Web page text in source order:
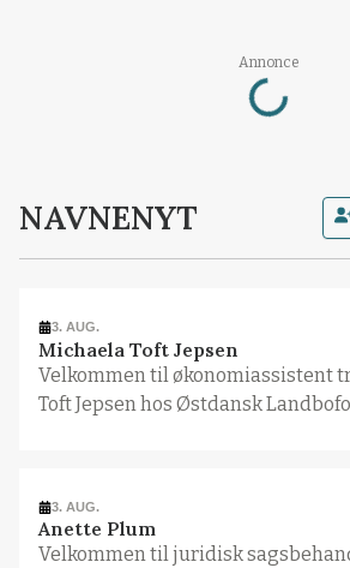
Annonce
Loading...
NAVNENYT
3. AUG.
Michaela Toft Jepsen
Velkommen til økonomiassistent
Toft Jepsen hos Østdansk
3. AUG.
Anette Plum
Velkommen til juridisk